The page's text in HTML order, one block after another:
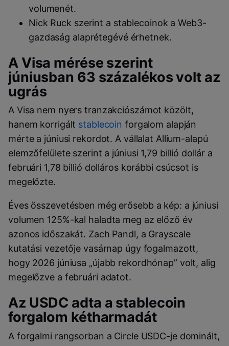
volumenét.
Nick Ruck szerint a stablecoinok a Web3-
gazdaság alaprétegévé érhetnek.
A Visa mérése szerint
júniusban 63 százalékos volt az
ugrás
A Visa nem nyers tranzakciószámot közölt,
hanem korrigált stablecoin forgalom alapján
mérte a júniusi rekordot. A vállalat Allium-alapú
elemzőfelülete szerint a júniusi 1,79 billió dollár a
februári 1,78 billió dolláros korábbi csúcsot is
megelőzte.
Éves összevetésben még erősebb a kép: a júniusi
volumen 125%-kal haladta meg az előző év
azonos időszakát. Zach Pandl, a Grayscale
kutatási vezetője vasárnap úgy fogalmazott,
hogy 2026 júniusa „újabb rekordhónap” volt, alig
megelőzve a februári adatot.
Az USDC adta a stablecoin
forgalom kétharmadát
A forgalmi rangsorban a Circle USDC-je dominált,